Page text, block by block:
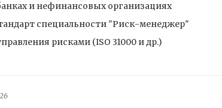
и нефинансовых организациях
специальности "Риск-менеджер"
рисками (ISO 31000 и др.)